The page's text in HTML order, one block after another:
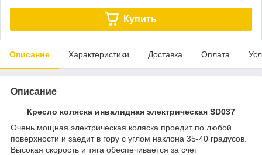
Купить
Описание Характеристики Доставка Оплата
Описание
Кресло коляска инвалидная электрическая SD037
Очень мощная электрическая коляска проедит по любой
поверхности и заедит в гору с углом наклона 35-40 градусов.
Высокая скорость и тяга обеспечивается за счет